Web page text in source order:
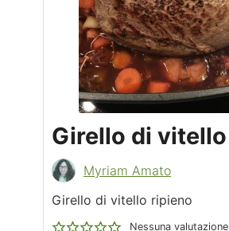
Girello di vitello
Myriam Amato
Girello di vitello ripieno
Nessuna valutazione